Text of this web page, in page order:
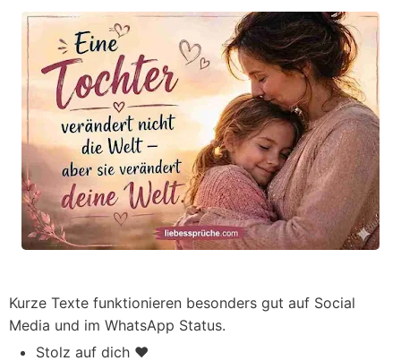
Kurze Texte funktionieren besonders gut auf Social
Media und im WhatsApp Status.
Stolz auf dich ❤️